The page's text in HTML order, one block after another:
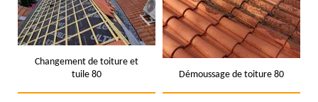
Changement de toiture et
tuile 80
Démoussage de toiture 80